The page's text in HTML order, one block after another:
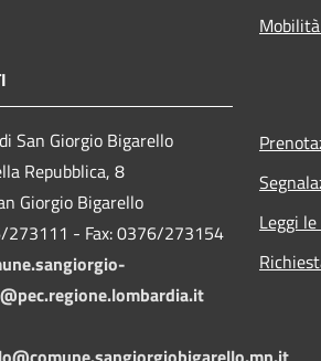
San Giorgio Bigarello
Repubblica, 8
Giorgio Bigarello
273111 - Fax: 0376/273154
Leggi le